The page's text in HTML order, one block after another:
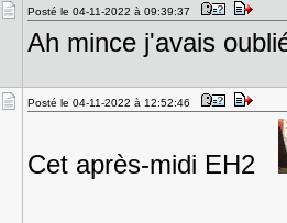
Posté le 04-11-2022 à 09:39:37
Ah mince j'avais
Posté le 04-11-2022 à 12:52:46
Cet après-midi EH2